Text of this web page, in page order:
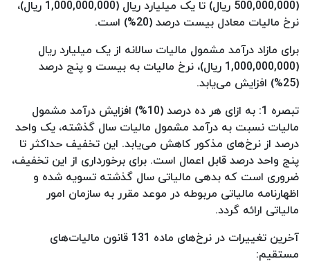
(500,000,000 ریال) تا یک میلیارد ریال (1,000,000,000 ریال)،
نرخ مالیات معادل بیست درصد (20%) است.
برای مازاد درآمد مشمول مالیات سالانه از یک میلیارد ریال
(1,000,000,000 ریال)، نرخ مالیات به بیست و پنج درصد
(25%) افزایش می‌یابد.
تبصره 1: به ازای هر ده درصد (10%) افزایش درآمد مشمول
مالیات نسبت به درآمد مشمول مالیات سال گذشته، یک واحد
درصد از نرخ‌های مذکور کاهش می‌یابد. این تخفیف حداکثر تا
پنج واحد درصد قابل اعمال است. برای برخورداری از این تخفیف،
ضروری است که بدهی مالیاتی سال گذشته تسویه شده و
اظهارنامه مالیاتی مربوطه در موعد مقرر به سازمان امور
مالیاتی ارائه گردد.
آخرین تغییرات در نرخ‌های ماده 131 قانون مالیات‌های
مستقیم: